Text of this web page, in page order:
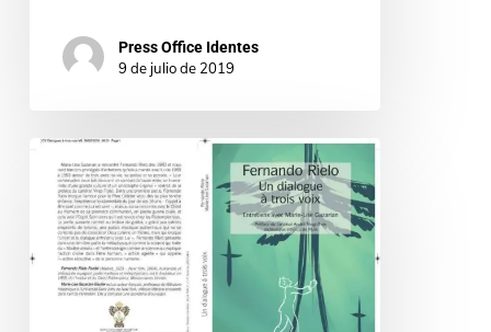
Press Office Identes
9 de julio de 2019
traducción